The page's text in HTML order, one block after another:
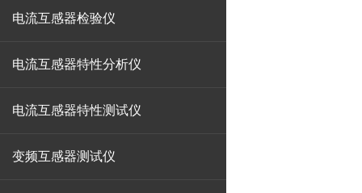
电流互感器检验仪
电流互感器特性分析仪
电流互感器特性测试仪
变频互感器测试仪